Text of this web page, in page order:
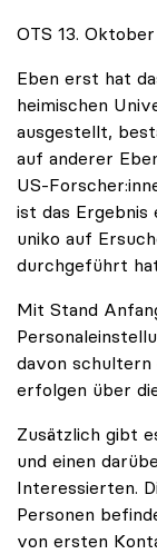
OTS 13. Oktober
Eben erst hat
heimischen
ausgestellt,
auf anderer
US-
ist das Ergebnis
uniko auf
durchgeführt
Mit Stand
davon
erfolgen über
Zusätzlich gibt
und einen
Interessierten.
Personen
von ersten